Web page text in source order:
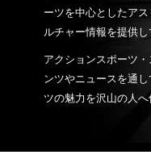
ーツを中心としたア
ルチャー情報を提供し
アクションスポーツ
ンツやニュースを通
ツの魅力を沢山の人